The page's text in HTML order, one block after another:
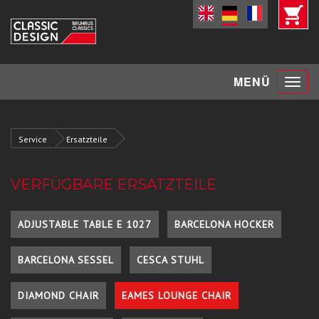
MENÜ Toggle
Service Ersatzteile
VERFÜGBARE ERSATZTEILE
ADJUSTABLE TABLE E 1027 BARCELONA HOCKER
BARCELONA SESSEL CESCA STUHL
DIAMOND CHAIR EAMES LOUNGE CHAIR